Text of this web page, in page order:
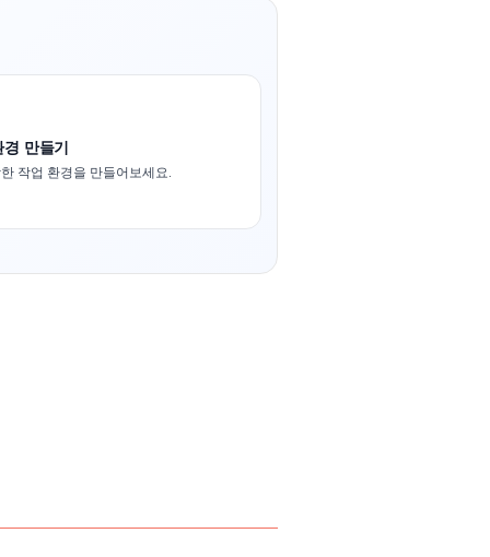
만들기
작업 환경을 만들어보세요.